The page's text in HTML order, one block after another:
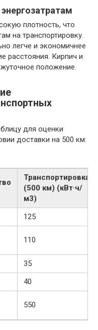
плотность, что
на транспортировку.
легче и экономичнее
расстояния. Кирпич и
положение.
для оценки
доставки на 500 км:
Транспортировка
(500 км) (кВт·ч/
м3)
125
110
35
40
550